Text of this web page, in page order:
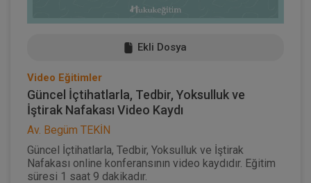
Ekli Dosya
Video Eğitimler
Güncel İçtihatlarla, Tedbir, Yoksulluk ve
İştirak Nafakası Video Kaydı
Av. Begüm TEKİN
Güncel İçtihatlarla, Tedbir, Yoksulluk ve İştirak
Nafakası online konferansının video kaydıdır. Eğitim
süresi 1 saat 9 dakikadır.